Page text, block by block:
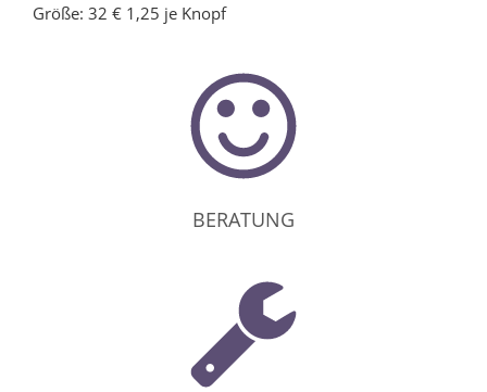
Größe: 32 € 1,25 je Knopf
BERATUNG